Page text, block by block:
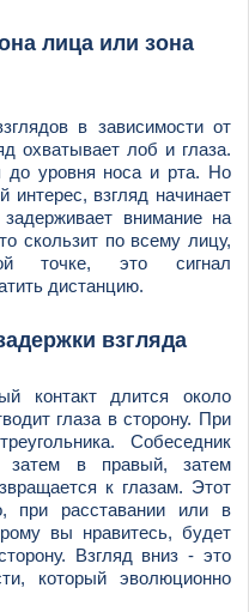
лица или зона
в зависимости от
охватывает лоб и глаза.
до уровня носа и рта. Но
интерес, взгляд начинает
внимание на
скользит по всему лицу,
точке, это сигнал
дистанцию.
взгляда
контакт длится около
глаза в сторону. При
Собеседник
в правый, затем
к глазам. Этот
при расставании или в
вы нравитесь, будет
Взгляд вниз - это
который эволюционно